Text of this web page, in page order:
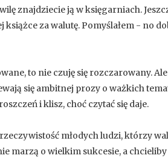
znajdziecie ją w księgarniach.
za walutę. Pomyślałem - no
to nie czuję się rozczarowany.
się ambitnej prozy o ważkich
i klisz, choć czytać się daje.
młodych ludzi, którzy
marzą o wielkim sukcesie, a chcieliby